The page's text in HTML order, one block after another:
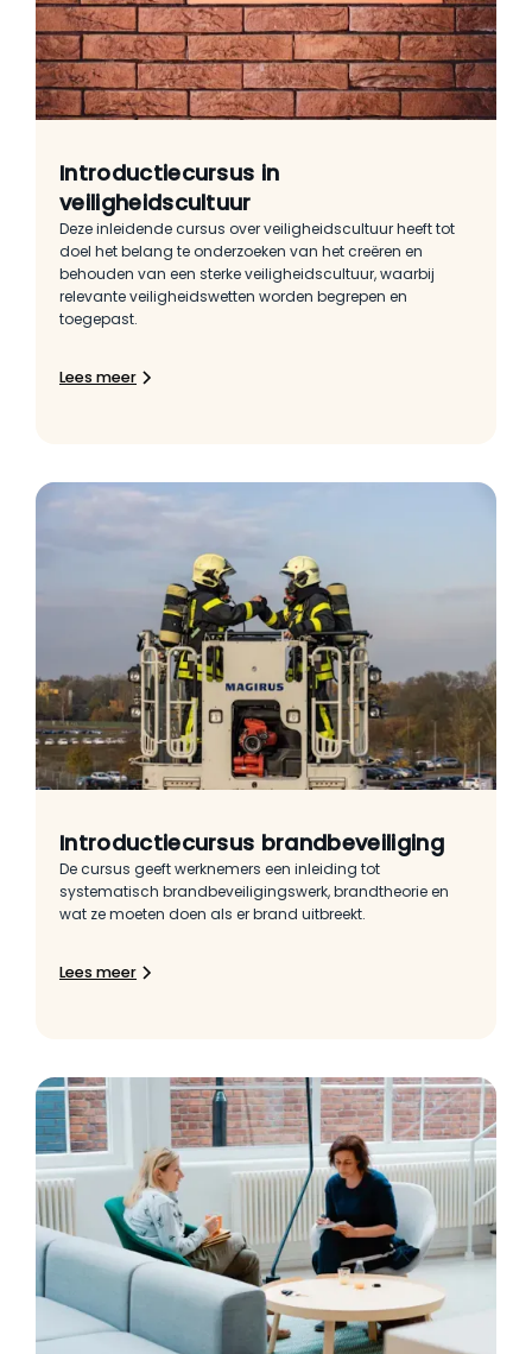
Introductiecursus in
veiligheidscultuur
Deze inleidende cursus over veiligheidscultuur heeft tot
doel het belang te onderzoeken van het creëren en
behouden van een sterke veiligheidscultuur, waarbij
relevante veiligheidswetten worden begrepen en
toegepast.
Lees meer
Introductiecursus brandbeveiliging
De cursus geeft werknemers een inleiding tot
systematisch brandbeveiligingswerk, brandtheorie en
wat ze moeten doen als er brand uitbreekt.
Lees meer